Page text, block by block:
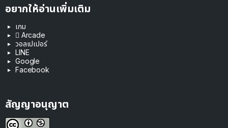
อยากให้อ่านเพิ่มเติม
เกม
 Arcade
วอลเปเปอร์
LINE
Google
Facebook
สัญญาอนุญาต